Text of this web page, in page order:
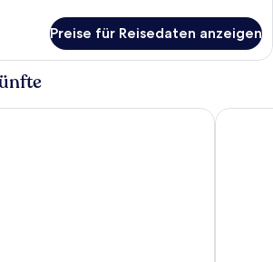
Preise für Reisedaten anzeigen
Milano